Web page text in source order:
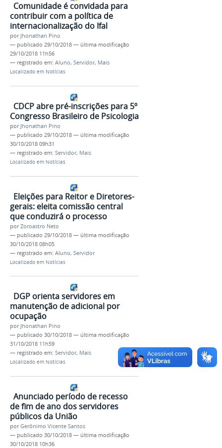
Comunidade é convidada para
contribuir com a política de
internacionalização do Ifal
por Jhonathan Pino
— publicado 29/10/2018 — última modificação
29/10/2018 11h56
— registrado em: Aluno, Servidor, Mais
Localizado em Notícias
CDCP abre pré-inscrições para 5º
Congresso Brasileiro de Psicologia
por Jhonathan Pino
— publicado 29/10/2018 — última modificação
30/10/2018 09h31
— registrado em: Servidor, Mais
Localizado em Notícias
Eleições para Reitor e Diretores-
gerais: eleita comissão central
que conduzirá o processo
porZoroastro Neto
— publicado 29/10/2018 — última modificação
30/10/2018 08h05
— registrado em: Aluno, Servidor
Localizado em Notícias
DGP orienta servidores em
manutenção de adicional por
ocupação
por Jhonathan Pino
— publicado 30/10/2018 — última modificação
31/10/2018 11h59
— registrado em: Servidor, Mais
Localizado em Notícias
Anunciado período de recesso
de fim de ano dos servidores
públicos da União
porGerônimo Vicente Santos
— publicado 30/10/2018 — última modificação
30/10/2018 10h36